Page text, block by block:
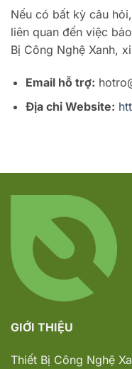
Nếu có bất kỳ câu
liên quan đến việc
Bị Công Nghệ Xanh,
Email hỗ trợ:
Địa chỉ Website:
GIỚI THIỆU
Thiết Bị Công Nghệ